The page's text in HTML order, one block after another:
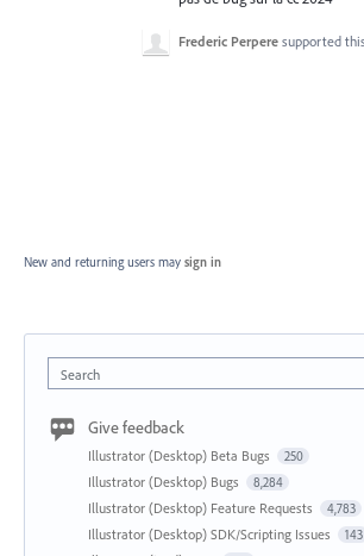
Frederic Perpere supported
New and returning users may sign in
Search
Give feedback
Illustrator (Desktop) Beta Bugs 250
Illustrator (Desktop) Bugs 8,284
Illustrator (Desktop) Feature Requests 4,783
Illustrator (Desktop) SDK/Scripting Issues 143